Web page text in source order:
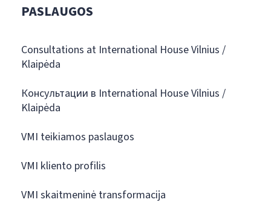
PASLAUGOS
Consultations at International House Vilnius /
Klaipėda
Консультации в International House Vilnius /
Klaipėda
VMI teikiamos paslaugos
VMI kliento profilis
VMI skaitmeninė transformacija